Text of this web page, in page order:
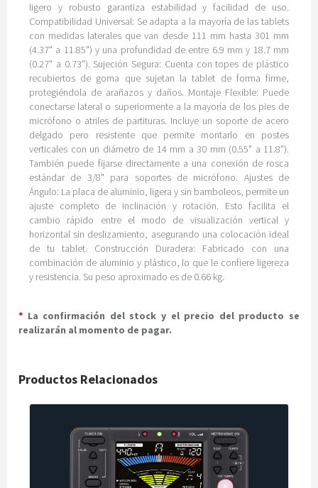
ligero y robusto garantiza estabilidad y facilidad de uso.
Compatibilidad Universal: Se adapta a la mayoría de las tablets
con medidas laterales que van desde 111 mm hasta 301 mm
(4.37" a 11.85") y una profundidad de entre 6.9 mm y 18.7 mm
(0.27" a 0.73"). Sujeción Segura: Cuenta con topes de plástico
recubiertos de goma que sujetan la tablet de forma firme,
protegiéndola de arañazos y daños. Montaje Flexible: Puede
conectarse lateral o superiormente a la mayoría de los pies de
micrófono o atriles de partituras. Incluye un soporte de acero
delgado pero resistente que permite montarlo en postes
verticales con un diámetro de 14 mm a 30 mm (0.55" a 11.8").
También puede fijarse directamente a una conexión de rosca
estándar de 3/8" para soportes de micrófono. Ajustes de
Ángulo: La placa de aluminio, ligera y sin bamboleos, permite un
ajuste completo de inclinación y rotación. Esto facilita el
cambio rápido entre el modo de visualización vertical y
horizontal sin deslizamiento, asegurando una colocación ideal
de tu tablet. Construcción Duradera: Fabricado con una
combinación de aluminio y plástico, lo que le confiere ligereza
y resistencia. Su peso aproximado es de 0.66 kg.
* La confirmación del stock y el precio del producto se
realizarán al momento de pagar.
Productos Relacionados